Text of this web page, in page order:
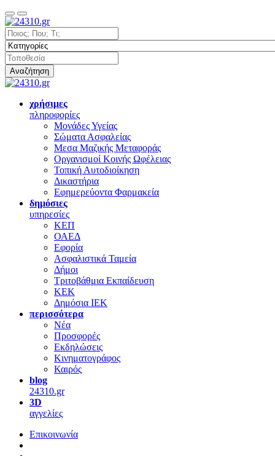
Αναζήτηση
χρήσιμες
πληροφορίες
Μονάδες Υγείας
Σώματα Ασφαλείας
Μεσα Μαζικής Μεταφοράς
Οργανισμοί Κοινής Ωφέλειας
Τοπική Αυτοδιοίκηση
Δικαστήρια
Εφημερεύοντα Φαρμακεία
δημόσιες
υπηρεσίες
ΚΕΠ
ΟΑΕΔ
Εφορία
Ασφαλιστικά Ταμεία
Δήμοι
Τριτοβάθμια Εκπαίδευση
ΚΕΚ
Δημόσια ΙΕΚ
περισσότερα
Νέα
Προσφορές
Εκδηλώσεις
Κινηματογράφος
Καιρός
blog
24310.gr
3D
αγγελίες
Επικοινωνία